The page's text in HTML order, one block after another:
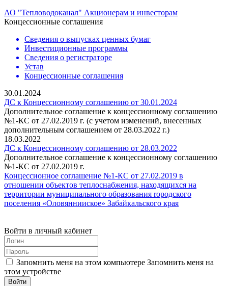
АО "Тепловодоканал" Акционерам и инвесторам
Концессионные соглашения
Сведения о выпусках ценных бумаг
Инвестиционные программы
Сведения о регистраторе
Устав
Концессионные соглашения
30.01.2024
ДС к Концессионному соглашению от 30.01.2024
Дополнительное соглашение к концессионному соглашению
№1-КС от 27.02.2019 г. (с учетом изменений, внесенных
дополнительным соглашением от 28.03.2022 г.)
18.03.2022
ДС к Концессионному соглашению от 28.03.2022
Дополнительное соглашение к концессионному соглашению
№1-КС от 27.02.2019 г.
Концессионное соглашение №1-КС от 27.02.2019 в
отношении объектов теплоснабжения, находящихся на
территории муниципального образования rородского
поселения «Оловяннииское» Забайкальского края
Войти в личный кабинет
Запомнить меня на этом компьютере Запомнить меня на
этом устройстве